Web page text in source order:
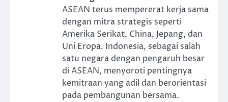
ASEAN terus mempererat kerja sama
dengan mitra strategis seperti
Amerika Serikat, China, Jepang, dan
Uni Eropa. Indonesia, sebagai salah
satu negara dengan pengaruh besar
di ASEAN, menyoroti pentingnya
kemitraan yang adil dan berorientasi
pada pembangunan bersama.